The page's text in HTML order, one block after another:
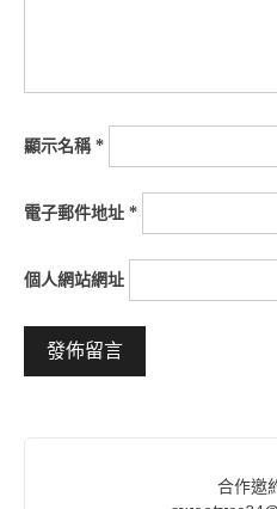
顯示名稱*
電子郵件地址 *
個人網站網址
合作邀